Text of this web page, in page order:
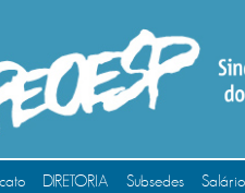
DIRETORIA Subsedes